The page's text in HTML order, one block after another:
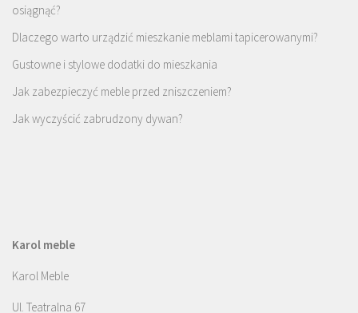
osiągnąć?
Dlaczego warto urządzić mieszkanie meblami tapicerowanymi?
Gustowne i stylowe dodatki do mieszkania
Jak zabezpieczyć meble przed zniszczeniem?
Jak wyczyścić zabrudzony dywan?
Karol meble
Karol Meble
Ul. Teatralna 67